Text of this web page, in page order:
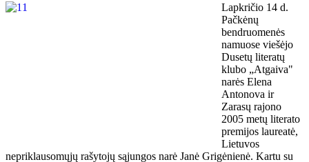
Lapkričio 14 d.
Pačkėnų
bendruomenės
namuose viešėjo
Dusetų literatų
klubo „Atgaiva"
narės Elena
Antonova ir
Zarasų rajono
2005 metų literato
premijos laureatė,
Lietuvos
nepriklausomųjų rašytojų sąjungos narė Janė Grigėnienė. Kartu su